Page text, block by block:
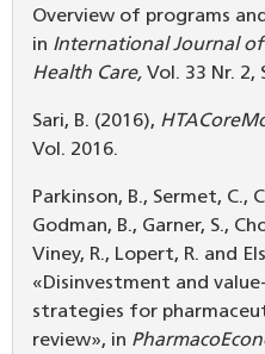
Overview of programs
in International Journal of
Health Care, Vol. 33 Nr. 2,
Sari, B. (2016),
Vol. 2016.
Parkinson, B., Sermet, C.,
Godman, B., Garner, S.,
Viney, R., Lopert, R. and
«Disinvestment and
strategies for
review», in